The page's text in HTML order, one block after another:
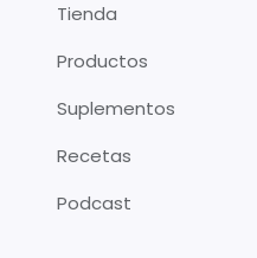
Tienda
Productos
Suplementos
Recetas
Podcast